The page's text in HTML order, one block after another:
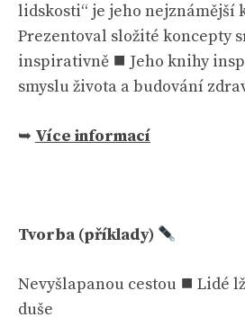
lidskosti“ je jeho nejznámější
Prezentoval složité koncepty
inspirativně ⯀ Jeho knihy
smyslu života a budování
➥ Více informací
Tvorba (příklady)
Nevyšlapanou cestou ⯀ Lidé
duše